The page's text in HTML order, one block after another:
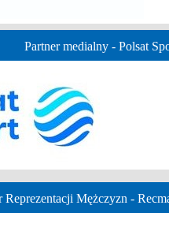
Partner medialny - Polsat
Mężczyzn -